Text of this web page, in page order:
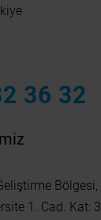
36 32
Bölgesi,
1. Cad. Kat: 3